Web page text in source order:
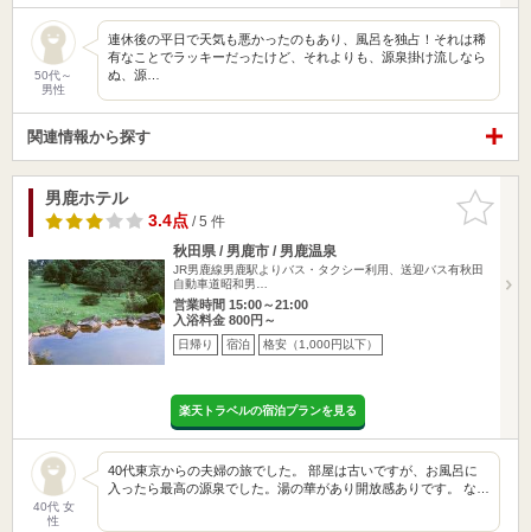
50代～
男性
連休後の平日で天気も悪かったのもあり、風呂を独占！それは稀
有なことでラッキーだったけど、それよりも、源泉掛け流しなら
ぬ、源…
関連情報から探す
お気に入
りに追加
男鹿ホテル
3.4点/ 5 件
秋田県 / 男鹿市 / 男鹿温泉
JR男鹿線男鹿駅よりバス・タクシー利用、送迎バス有秋田
自動車道昭和男…
営業時間 15:00～21:00
入浴料金 800円～
日帰り 宿泊 格安（1,000円以下）
楽天トラベルの宿泊プランを見る
40代 女
性
40代東京からの夫婦の旅でした。 部屋は古いですが、お風呂に
入ったら最高の源泉でした。湯の華があり開放感ありです。 な…